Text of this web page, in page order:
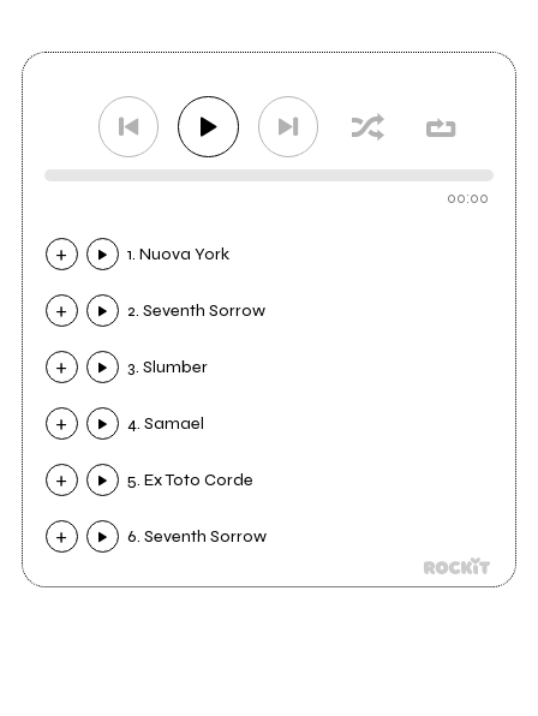
00:00
1. Nuova York
2. Seventh Sorrow
3. Slumber
4. Samael
5. Ex Toto Corde
6. Seventh Sorrow